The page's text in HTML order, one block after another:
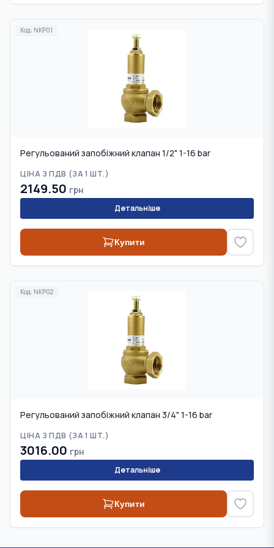
Код: NKP01
Регульований запобіжний клапан 1/2" 1-16 bar
ЦІНА З ПДВ (ЗА 1 ШТ.)
2149.50 грн
Детальніше
Купити
Код: NKP02
Регульований запобіжний клапан 3/4" 1-16 bar
ЦІНА З ПДВ (ЗА 1 ШТ.)
3016.00 грн
Детальніше
Купити